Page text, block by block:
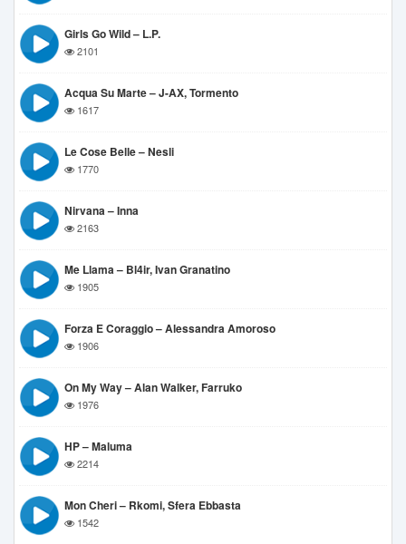
Girls Go Wild – L.P.
2101
Acqua Su Marte – J-AX, Tormento
1617
Le Cose Belle – Nesli
1770
Nirvana – Inna
2163
Me Llama – Bl4ir, Ivan Granatino
1905
Forza E Coraggio – Alessandra Amoroso
1906
On My Way – Alan Walker, Farruko
1976
HP – Maluma
2214
Mon Cheri – Rkomi, Sfera Ebbasta
1542